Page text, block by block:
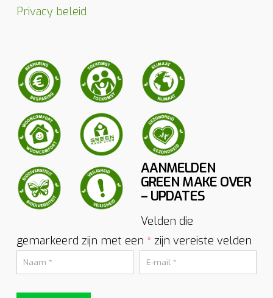
Privacy beleid
AANMELDEN
GREEN MAKE OVER
– UPDATES
Velden die
gemarkeerd zijn met een *zijn vereiste velden